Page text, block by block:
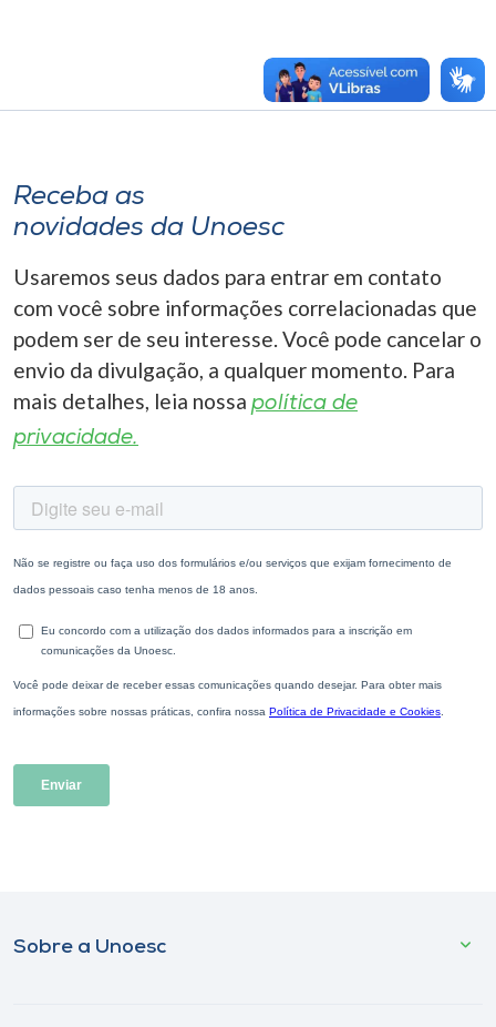
Receba as
novidades da Unoesc
Usaremos seus dados para entrar em contato
com você sobre informações correlacionadas que
podem ser de seu interesse. Você pode cancelar o
envio da divulgação, a qualquer momento. Para
mais detalhes, leia nossa política de
privacidade.
Sobre a Unoesc